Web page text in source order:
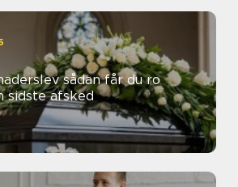
sådan får du ro
sidste afsked